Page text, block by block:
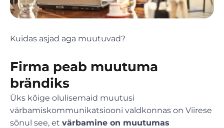
Kuidas asjad aga muutuvad?
Firma peab muutuma
brändiks
Üks kõige olulisemaid muutusi
värbamiskommunikatsiooni valdkonnas on Viirese
sõnul see, et värbamine on muutumas